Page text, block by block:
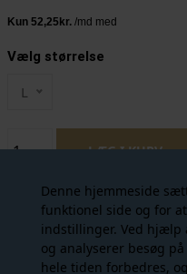
Denne hjemmeside
funktionel side og for
indstillinger. Ved hjælp
og analyserer besøg
hele tiden forbedres,
Vælg størrelse
L
Fri fragt ved køb over 599,-
Levering 1-2 hverdage, ved
sendes din ordre samme